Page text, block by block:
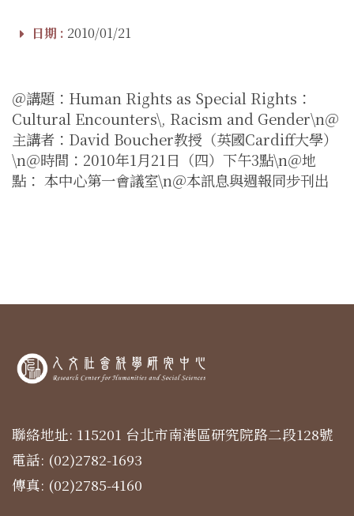
日期 : 2010/01/21
＠講題：Human Rights as Special Rights：
Cultural Encounters\, Racism and Gender\n＠
主講者：David Boucher教授（英國Cardiff大學）
\n＠時間：2010年1月21日（四）下午3點\n＠地
點： 本中心第一會議室\n＠本訊息與週報同步刊出
聯絡地址: 115201 台北市南港區研究院路二段128號
電話: (02)2782-1693
傳真: (02)2785-4160